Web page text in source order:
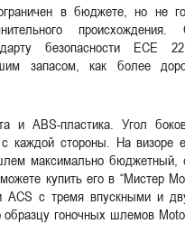
в бюджете, но не
происхождения.
безопасности ECE
запасом, как более
и ABS-пластика. Угол
каждой стороны. На визоре
максимально бюджетный,
купить его в “Мистер
ACS с тремя впускными и
гоночных шлемов